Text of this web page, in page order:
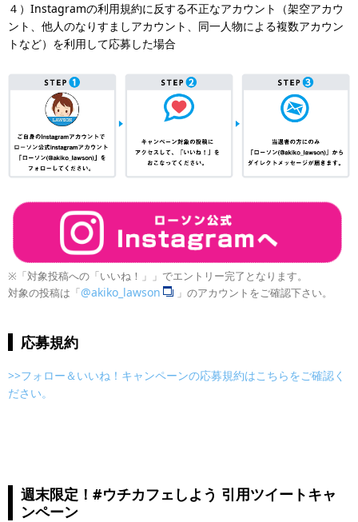
４）Instagramの利用規約に反する不正なアカウント（架空アカウ
ント、他人のなりすましアカウント、同一人物による複数アカウン
トなど）を利用して応募した場合
※「対象投稿への「いいね！」」でエントリー完了となります。
対象の投稿は「@akiko_lawson 」のアカウントをご確認下さい。
応募規約
>>フォロー＆いいね！キャンペーンの応募規約はこちらをご確認く
ださい。
週末限定！#ウチカフェしよう 引用ツイートキャ
ンペーン